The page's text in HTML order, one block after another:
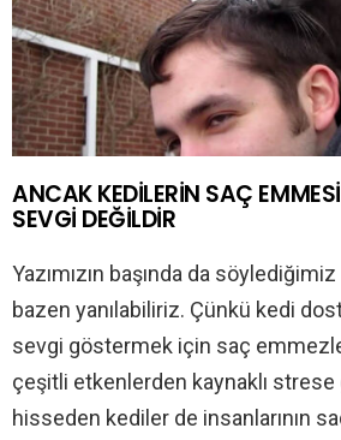
ANCAK KEDİLERİN SAÇ
SEVGİ DEĞİLDİR
Yazımızın başında da
bazen yanılabiliriz. Çünkü kedi
sevgi göstermek için saç
çeşitli etkenlerden kaynaklı strese
hisseden kediler de insanlarının